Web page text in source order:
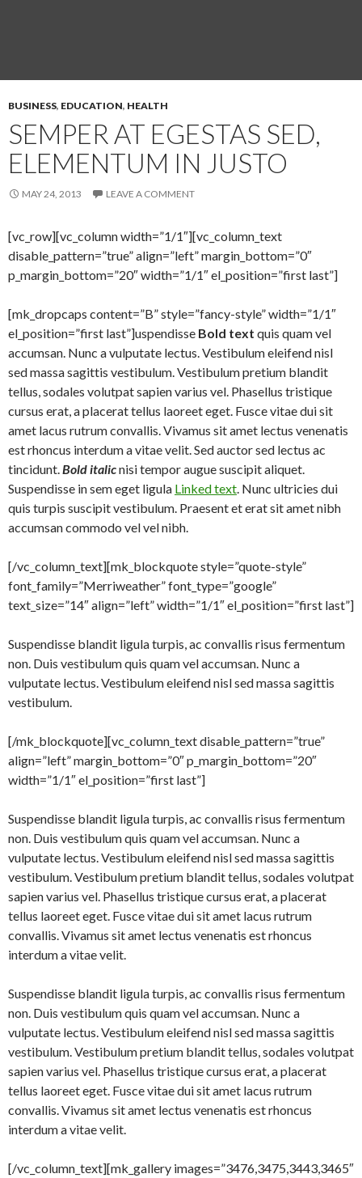
BUSINESS, EDUCATION, HEALTH
SEMPER AT EGESTAS SED,
ELEMENTUM IN JUSTO
MAY 24, 2013 LEAVE A COMMENT
[vc_row][vc_column width=”1/1″][vc_column_text
disable_pattern=”true” align=”left” margin_bottom=”0″
p_margin_bottom=”20″ width=”1/1″ el_position=”first last”]
[mk_dropcaps content=”B” style=”fancy-style” width=”1/1″
el_position=”first last”]uspendisse Bold text quis quam vel
accumsan. Nunc a vulputate lectus. Vestibulum eleifend nisl
sed massa sagittis vestibulum. Vestibulum pretium blandit
tellus, sodales volutpat sapien varius vel. Phasellus tristique
cursus erat, a placerat tellus laoreet eget. Fusce vitae dui sit
amet lacus rutrum convallis. Vivamus sit amet lectus venenatis
est rhoncus interdum a vitae velit. Sed auctor sed lectus ac
tincidunt.Bold italicnisi tempor augue suscipit aliquet.
Suspendisse in sem eget ligula Linked text. Nunc ultricies dui
quis turpis suscipit vestibulum. Praesent et erat sit amet nibh
accumsan commodo vel vel nibh.
[/vc_column_text][mk_blockquote style=”quote-style”
font_family=”Merriweather” font_type=”google”
text_size=”14″ align=”left” width=”1/1″ el_position=”first last”]
Suspendisse blandit ligula turpis, ac convallis risus fermentum
non. Duis vestibulum quis quam vel accumsan. Nunc a
vulputate lectus. Vestibulum eleifend nisl sed massa sagittis
vestibulum.
[/mk_blockquote][vc_column_text disable_pattern=”true”
align=”left” margin_bottom=”0″ p_margin_bottom=”20″
width=”1/1″ el_position=”first last”]
Suspendisse blandit ligula turpis, ac convallis risus fermentum
non. Duis vestibulum quis quam vel accumsan. Nunc a
vulputate lectus. Vestibulum eleifend nisl sed massa sagittis
vestibulum. Vestibulum pretium blandit tellus, sodales volutpat
sapien varius vel. Phasellus tristique cursus erat, a placerat
tellus laoreet eget. Fusce vitae dui sit amet lacus rutrum
convallis. Vivamus sit amet lectus venenatis est rhoncus
interdum a vitae velit.
Suspendisse blandit ligula turpis, ac convallis risus fermentum
non. Duis vestibulum quis quam vel accumsan. Nunc a
vulputate lectus. Vestibulum eleifend nisl sed massa sagittis
vestibulum. Vestibulum pretium blandit tellus, sodales volutpat
sapien varius vel. Phasellus tristique cursus erat, a placerat
tellus laoreet eget. Fusce vitae dui sit amet lacus rutrum
convallis. Vivamus sit amet lectus venenatis est rhoncus
interdum a vitae velit.
[/vc_column_text][mk_gallery images=”3476,3475,3443,3465″